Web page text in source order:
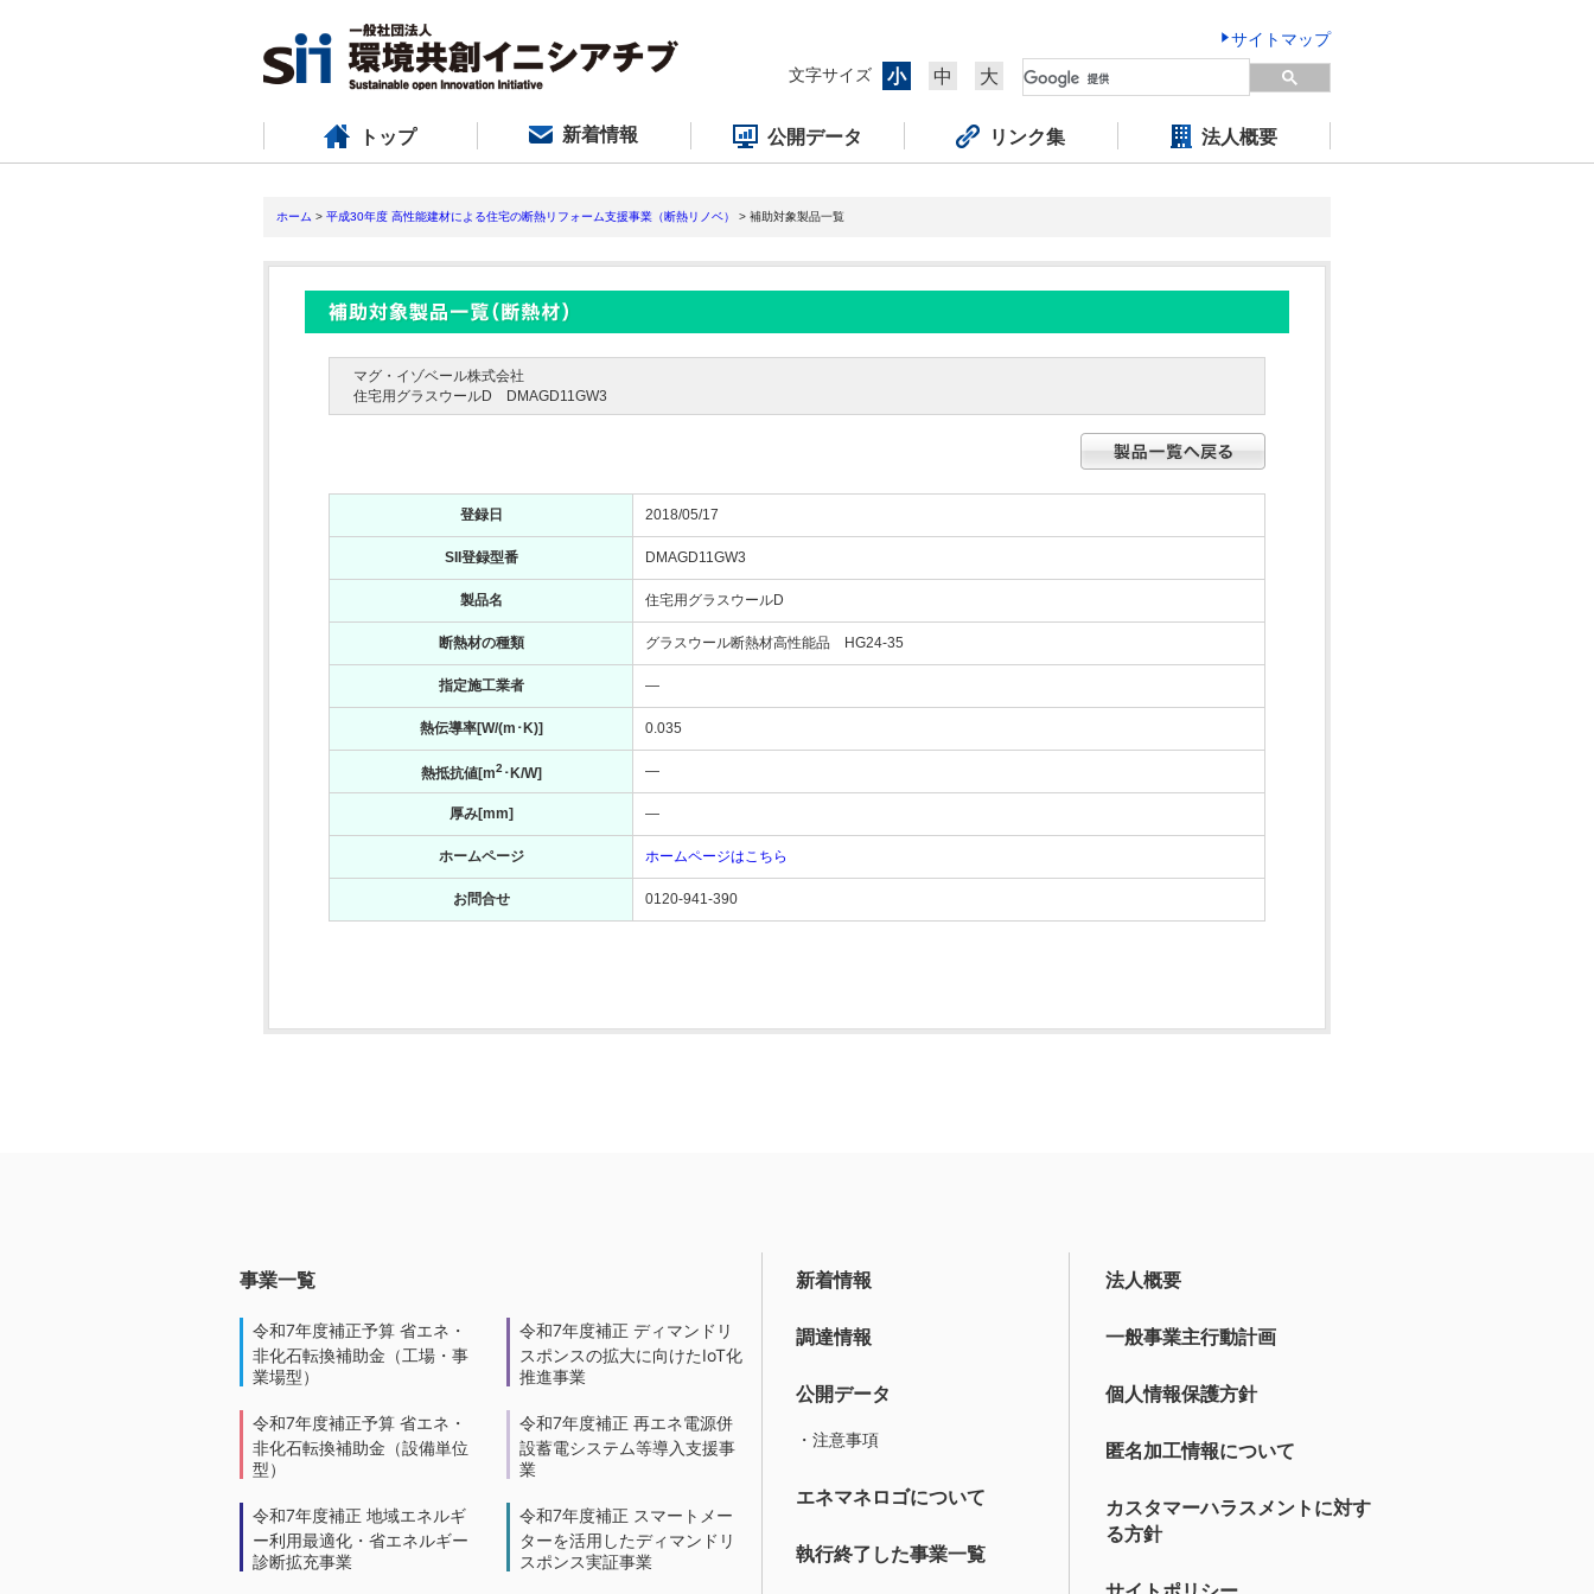
サイトマップ
文字サイズ
小 中 大
トップ 新着情報 公開データ リンク集 法人概要
ホーム > 平成30年度 高性能建材による住宅の断熱リフォーム支援事業（断熱リノベ） > 補助対象製品一覧
マグ・イゾベール株式会社
住宅用グラスウールD DMAGD11GW3
登録日 2018/05/17
SII登録型番 DMAGD11GW3
製品名 住宅用グラスウールD
断熱材の種類 グラスウール断熱材高性能品 HG24-35
指定施工業者 ―
熱伝導率[W/(m･K)] 0.035
熱抵抗値[m2･K/W] ―
厚み[mm] ―
ホームページ ホームページはこちら
お問合せ 0120-941-390
事業一覧
令和7年度補正予算 省エネ・
非化石転換補助金（工場・事
業場型）
令和7年度補正予算 省エネ・
非化石転換補助金（設備単位
型）
令和7年度補正 地域エネルギ
ー利用最適化・省エネルギー
診断拡充事業
令和7年度補正 ディマンドリ
スポンスの拡大に向けたIoT化
推進事業
令和7年度補正 再エネ電源併
設蓄電システム等導入支援事
業
令和7年度補正 スマートメー
ターを活用したディマンドリ
スポンス実証事業
新着情報
調達情報
公開データ
・注意事項
エネマネロゴについて
執行終了した事業一覧
法人概要
一般事業主行動計画
個人情報保護方針
匿名加工情報について
カスタマーハラスメントに対す
る方針